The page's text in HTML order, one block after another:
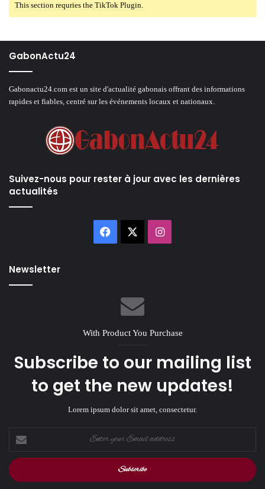
This section requries the TikTok Plugin.
GabonActu24
Gabonactu24.com est un site d'actualité gabonais offrant des informations
rapides et fiables, centré sur les événements locaux et nationaux.
Suivez-nous pour rester à jour avec les dernières
actualités
Facebook Instagram
Newsletter
With Product You Purchase
Subscribe to our mailing list
to get the new updates!
Lorem ipsum dolor sit amet, consectetur.
your
Email
address